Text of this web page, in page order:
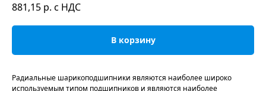
881,15 р. с НДС
В корзину
Радиальные шарикоподшипники являются наиболее широко
используемым типом подшипников и являются наиболее